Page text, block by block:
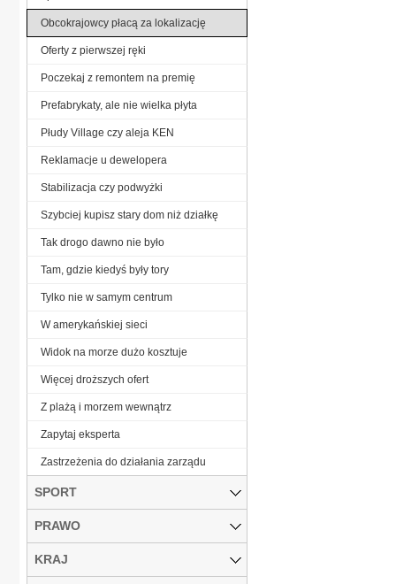
Obcokrajowcy płacą za lokalizację
Oferty z pierwszej ręki
Poczekaj z remontem na premię
Prefabrykaty, ale nie wielka płyta
Płudy Village czy aleja KEN
Reklamacje u dewelopera
Stabilizacja czy podwyżki
Szybciej kupisz stary dom niż działkę
Tak drogo dawno nie było
Tam, gdzie kiedyś były tory
Tylko nie w samym centrum
W amerykańskiej sieci
Widok na morze dużo kosztuje
Więcej droższych ofert
Z plażą i morzem wewnątrz
Zapytaj eksperta
Zastrzeżenia do działania zarządu
SPORT
PRAWO
KRAJ